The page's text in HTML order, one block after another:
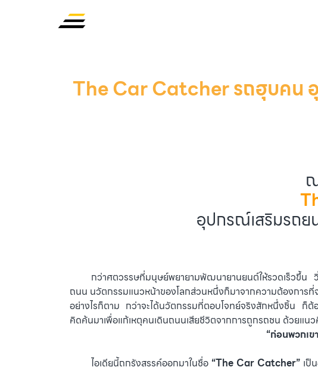
The Car Catcher รถฮุบคน
อุปกรณ์เสริมรถย
⠀⠀⠀กว่าศตวรรษที่มนุษย์พยายามพัฒนายานยนต์ให้รวดเร็วขึ้
ถนน นวัตกรรมแนวหน้าของโลกส่วนหนึ่งก็มาจากความต้องการ
อย่างไรก็ตาม กว่าจะได้นวัตกรรมที่ตอบโจทย์จริงสักหนึ่งชิ้น
คิดค้นมาเพื่อแก้เหตุคนเดินถนนเสียชีวิตจากการถูกรถชน ด้วยแน
“ก่อนพวกเข
⠀⠀⠀ไอเดียนี้ถูกรังสรรค์ออกมาในชื่อ “The Car Catcher” เป็